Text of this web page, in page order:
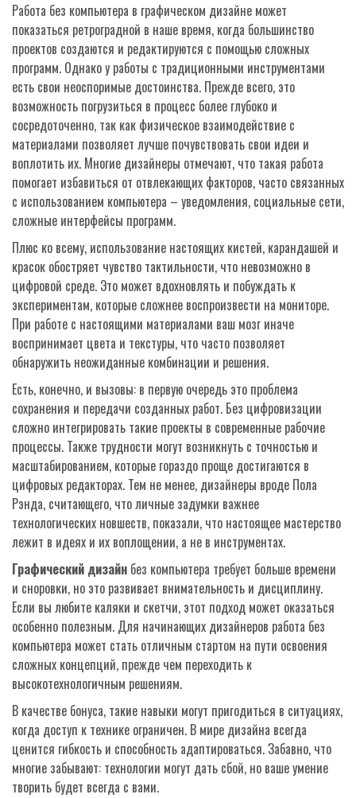
Работа без компьютера в графическом дизайне может
показаться ретроградной в наше время, когда большинство
проектов создаются и редактируются с помощью сложных
программ. Однако у работы с традиционными инструментами
есть свои неоспоримые достоинства. Прежде всего, это
возможность погрузиться в процесс более глубоко и
сосредоточенно, так как физическое взаимодействие с
материалами позволяет лучше почувствовать свои идеи и
воплотить их. Многие дизайнеры отмечают, что такая работа
помогает избавиться от отвлекающих факторов, часто связанных
с использованием компьютера – уведомления, социальные сети,
сложные интерфейсы программ.
Плюс ко всему, использование настоящих кистей, карандашей и
красок обостряет чувство тактильности, что невозможно в
цифровой среде. Это может вдохновлять и побуждать к
экспериментам, которые сложнее воспроизвести на мониторе.
При работе с настоящими материалами ваш мозг иначе
воспринимает цвета и текстуры, что часто позволяет
обнаружить неожиданные комбинации и решения.
Есть, конечно, и вызовы: в первую очередь это проблема
сохранения и передачи созданных работ. Без цифровизации
сложно интегрировать такие проекты в современные рабочие
процессы. Также трудности могут возникнуть с точностью и
масштабированием, которые гораздо проще достигаются в
цифровых редакторах. Тем не менее, дизайнеры вроде Пола
Рэнда, считающего, что личные задумки важнее
технологических новшеств, показали, что настоящее мастерство
лежит в идеях и их воплощении, а не в инструментах.
Графический дизайн без компьютера требует больше времени
и сноровки, но это развивает внимательность и дисциплину.
Если вы любите каляки и скетчи, этот подход может оказаться
особенно полезным. Для начинающих дизайнеров работа без
компьютера может стать отличным стартом на пути освоения
сложных концепций, прежде чем переходить к
высокотехнологичным решениям.
В качестве бонуса, такие навыки могут пригодиться в ситуациях,
когда доступ к технике ограничен. В мире дизайна всегда
ценится гибкость и способность адаптироваться. Забавно, что
многие забывают: технологии могут дать сбой, но ваше умение
творить будет всегда с вами.